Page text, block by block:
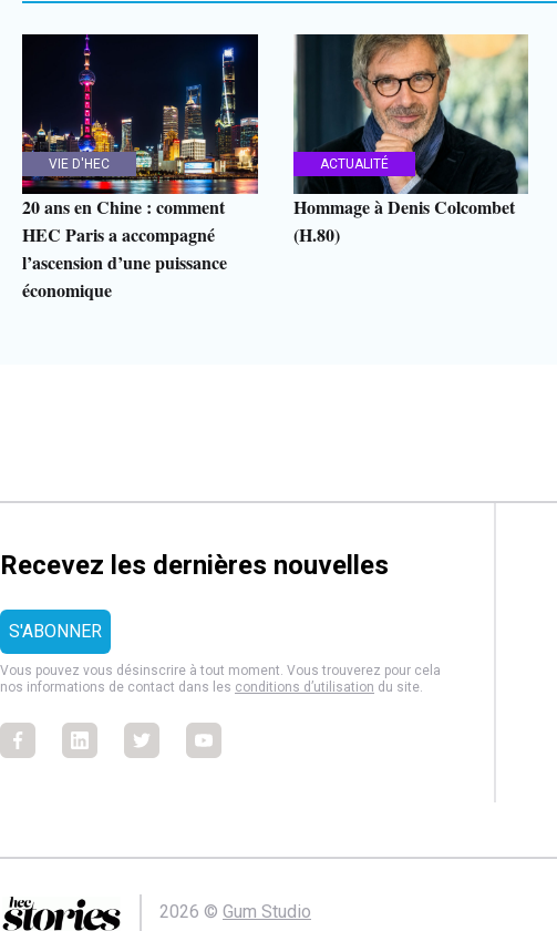
VIE D'HEC
20 ans en Chine : comment
HEC Paris a accompagné
l’ascension d’une puissance
économique
ACTUALITÉ
Hommage à Denis Colcombet
(H.80)
Recevez les dernières nouvelles
Vous pouvez vous désinscrire à tout moment. Vous trouverez pour cela
nos informations de contact dans les conditions d’utilisation du site.
FacebookFacebookFacebookFacebook
2026 © Gum Studio